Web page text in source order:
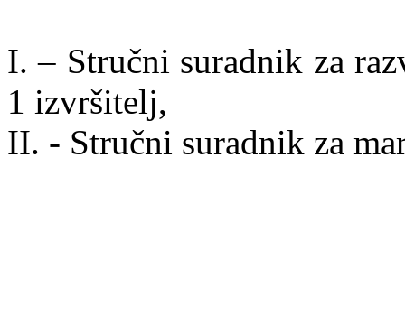
I. – Stručni suradnik za
1 izvršitelj,
II. - Stručni suradnik za